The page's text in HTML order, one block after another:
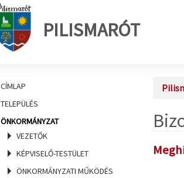
PILISMARÓT
CÍMLAP
TELEPÜLÉS
ÖNKORMÁNYZAT
VEZETŐK
KÉPVISELŐ-TESTÜLET
ÖNKORMÁNYZATI MŰKÖDÉS